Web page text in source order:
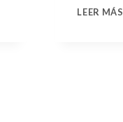
LEER MÁS